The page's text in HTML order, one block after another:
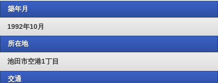
築年月
1992年10月
所在地
池田市空港1丁目
交通